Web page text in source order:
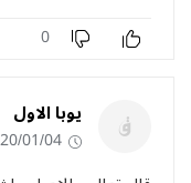
0
يوبا الاول
01/04 - 21:43